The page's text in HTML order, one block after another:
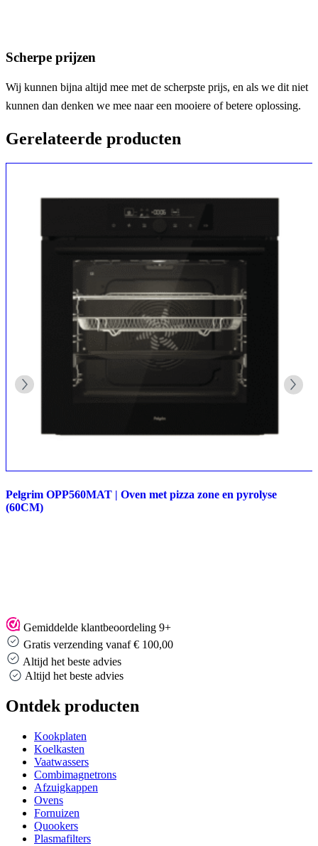
Scherpe prijzen
Wij kunnen bijna altijd mee met de scherpste prijs, en als we dit niet
kunnen dan denken we mee naar een mooiere of betere oplossing.
Gerelateerde producten
Pelgrim OPP560MAT | Oven met pizza zone en pyrolyse
(60CM)
Gemiddelde klantbeoordeling 9+
Gratis verzending vanaf € 100,00
Altijd het beste advies
Altijd het beste advies
Ontdek producten
Kookplaten
Koelkasten
Vaatwassers
Combimagnetrons
Afzuigkappen
Ovens
Fornuizen
Quookers
Plasmafilters